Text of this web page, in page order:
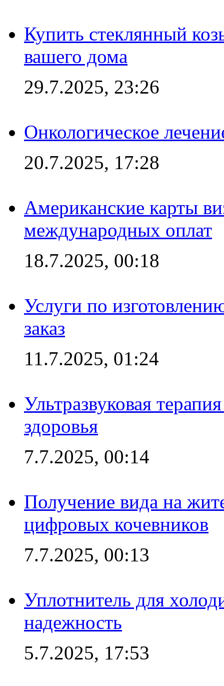
Купить стеклянный
вашего дома
29.7.2025, 23:26
Онкологическое
20.7.2025, 17:28
Американские карты
международных оплат
18.7.2025, 00:18
Услуги по
заказ
11.7.2025, 01:24
Ультразвуковая
здоровья
7.7.2025, 00:14
Получение вида на
цифровых кочевников
7.7.2025, 00:13
Уплотнитель для
надежность
5.7.2025, 17:53